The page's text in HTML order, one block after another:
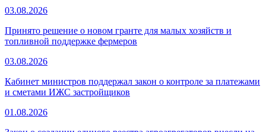
03.08.2026
Принято решение о новом гранте для малых хозяйств и
топливной поддержке фермеров
03.08.2026
Кабинет министров поддержал закон о контроле за платежами
и сметами ИЖС застройщиков
01.08.2026